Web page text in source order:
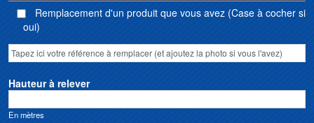
Remplacement d'un produit que vous avez (Case à cocher si
oui)
Hauteur à relever
En mètres